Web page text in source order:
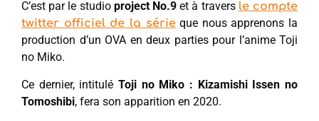
C’est par le studio project No.9 et à travers le compte
twitter officiel de la sérieque nous apprenons la
production d’un OVA en deux parties pour l’anime Toji
no Miko.
Ce dernier, intitulé Toji no Miko : Kizamishi Issen no
Tomoshibi, fera son apparition en 2020.